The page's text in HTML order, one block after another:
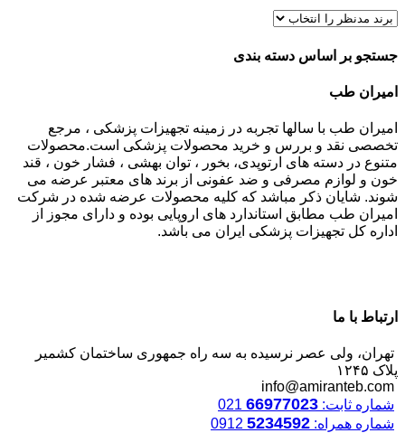
جستجو بر اساس دسته بندی
امیران طب
امیران طب با سالها تجربه در زمینه تجهیزات پزشکی ، مرجع
تخصصی نقد و بررس و خرید محصولات پزشکی است.محصولات
متنوع در دسته های ارتوپدی، بخور ، توان بهشی ، فشار خون ، قند
خون و لوازم مصرفی و ضد عفونی از برند های معتبر عرضه می
شوند. شایان ذکر مباشد که کلیه محصولات عرضه شده در شرکت
امیران طب مطابق استاندارد های اروپایی بوده و دارای مجوز از
اداره کل تجهیزات پزشکی ایران می باشد.
ارتباط با ما
تهران، ولی عصر نرسیده به سه راه جمهوری ساختمان کشمیر
پلاک ۱۲۴۵
info@amiranteb.com
شماره ثابت: 66977023
شماره همراه: 5234592